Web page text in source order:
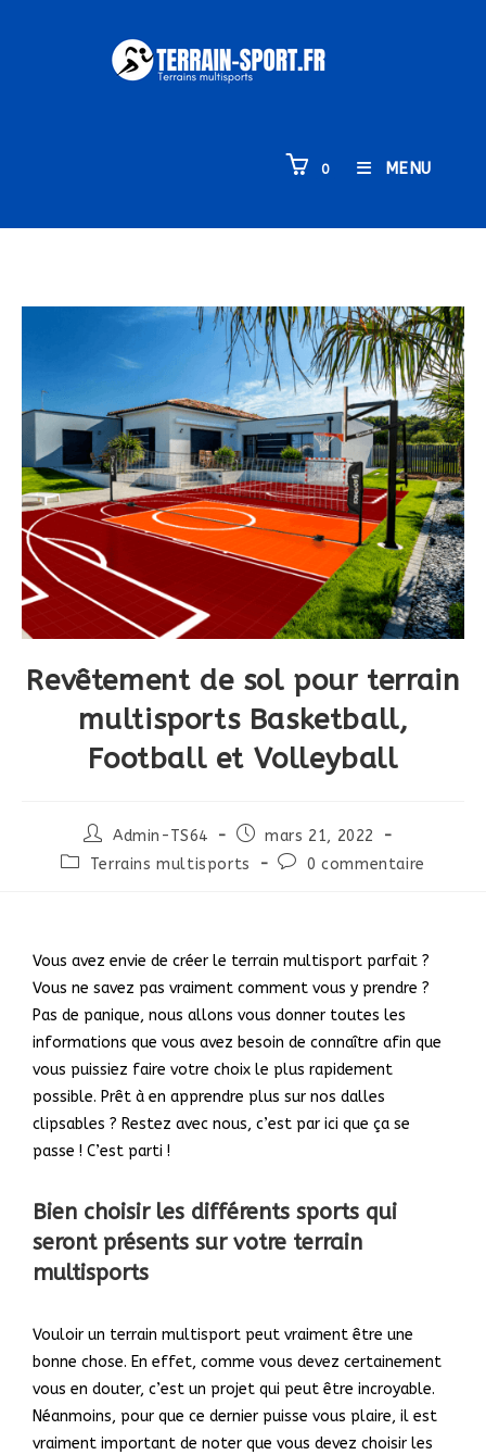
0 MENU
Revêtement de sol pour terrain
multisports Basketball,
Football et Volleyball
Admin-TS64
mars 21, 2022
Terrains multisports
0 commentaire
Vous avez envie de créer le terrain multisport parfait ?
Vous ne savez pas vraiment comment vous y prendre ?
Pas de panique, nous allons vous donner toutes les
informations que vous avez besoin de connaître afin que
vous puissiez faire votre choix le plus rapidement
possible. Prêt à en apprendre plus sur nos dalles
clipsables ? Restez avec nous, c’est par ici que ça se
passe ! C’est parti !
Bien choisir les différents sports qui
seront présents sur votre terrain
multisports
Vouloir un terrain multisport peut vraiment être une
bonne chose. En effet, comme vous devez certainement
vous en douter, c’est un projet qui peut être incroyable.
Néanmoins, pour que ce dernier puisse vous plaire, il est
vraiment important de noter que vous devez choisir les